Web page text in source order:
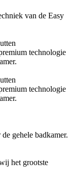
van de Easy
technologie
technologie
gehele badkamer.
het grootste